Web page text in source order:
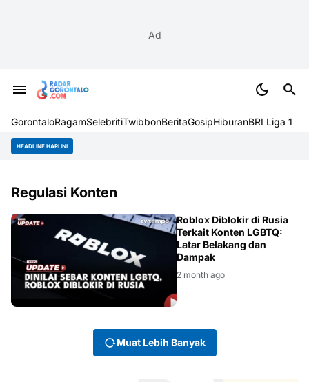
Ad
GorontaloRagamSelebritiTwibbonBeritaGosipHiburanBRI Liga 1
HEADLINE HARI INI
Regulasi Konten
LGBTQ
Roblox Diblokir di Rusia
Terkait Konten LGBTQ:
Latar Belakang dan
Dampak
2 month ago
Muat Lebih Banyak